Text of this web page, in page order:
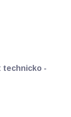
technicko -